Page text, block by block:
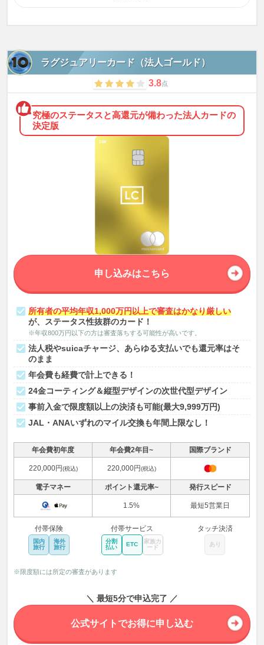
ラグジュアリーカード（法人ゴールド）
3.8点
究極のステータスと高還元が備わった法人カードの
決定版
所有者の平均年収1,000万円以上で審査はかなり厳しい
が、ステータス性抜群のカード！
※年収800万円以下の方は審査落ちする可能性が高いです。
法人税やsuicaチャージ、あらゆる支払いでも還元率はそ
のまま
年会費も経費で計上できる！
24金コーティング＆縦型デザインの次世代型デザイン
事前入金で限度額以上の決済も可能(最大9,999万円)
JAL・ANAいずれのマイル交換も年間上限なし！
申し込みはこちら
年会費初年度 年会費2年目~ 国際ブランド
220,000円(税込) 220,000円(税込)
電子マネー ポイント還元率~ 発行スピード
1.5% 最短5営業日
付帯保険
国内
旅行
海外
旅行
付帯サービス
分割
払い
ETC
家族カ
ード
タッチ決済
あり
※限度額には所定の審査があります
＼ 最短5分で申込完了 ／
公式サイトでお得に申し込む